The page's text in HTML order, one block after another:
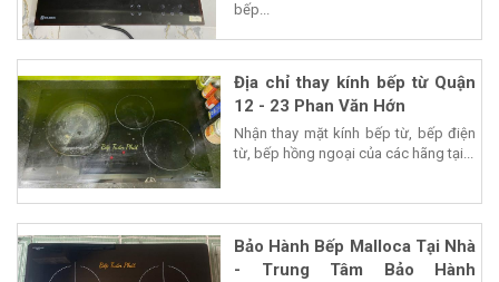
bếp...
Địa chỉ thay kính bếp từ Quận
12 - 23 Phan Văn Hớn
Nhận thay mặt kính bếp từ, bếp điện
từ, bếp hồng ngoại của các hãng tại...
Bảo Hành Bếp Malloca Tại Nhà
- Trung Tâm Bảo Hành